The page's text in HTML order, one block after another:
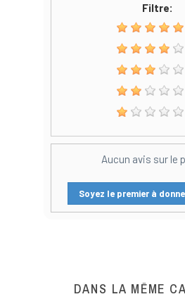
Filtre:
Aucun avis sur le
Soyez le premier à
DANS LA MÊME